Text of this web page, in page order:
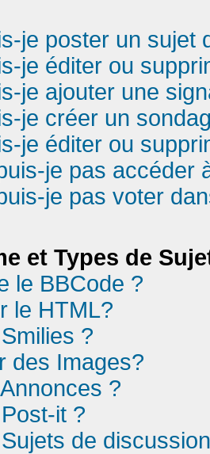
je poster un sujet
je éditer ou
je ajouter une
je créer un
je éditer ou
je pas accéder
je pas voter
et Types de
le BBCode ?
le HTML?
?
des Images?
?
it ?
de